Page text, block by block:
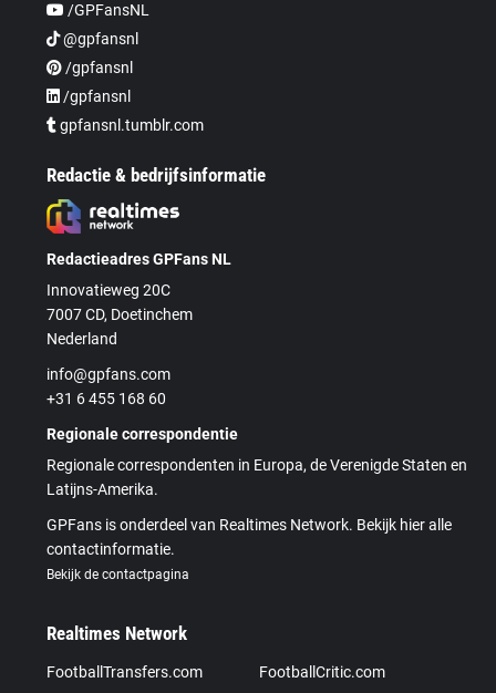
/GPFansNL
@gpfansnl
/gpfansnl
/gpfansnl
gpfansnl.tumblr.com
Redactie & bedrijfsinformatie
Redactieadres GPFans NL
Innovatieweg 20C
7007 CD, Doetinchem
Nederland
info@gpfans.com
+31 6 455 168 60
Regionale correspondentie
Regionale correspondenten in Europa, de Verenigde Staten en
Latijns-Amerika.
GPFans is onderdeel van Realtimes Network. Bekijk hier alle
contactinformatie.
Bekijk de contactpagina
Realtimes Network
FootballTransfers.com
FootballCritic.com